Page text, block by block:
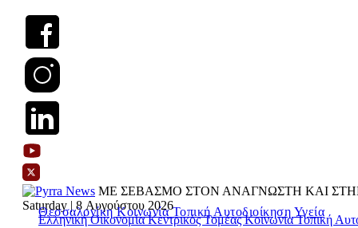
ΜΕ ΣΕΒΑΣΜΟ ΣΤΟΝ ΑΝΑΓΝΩΣΤΗ ΚΑΙ
Saturday | 8 Αυγούστου 2026
Ελληνική ΟικονομίαΚεντρικός ΤομέαςΚοινωνίαΤοπική
ΘεσσαλονίκηΚοινωνίαΤοπική Αυτοδιοίκηση Υγεία